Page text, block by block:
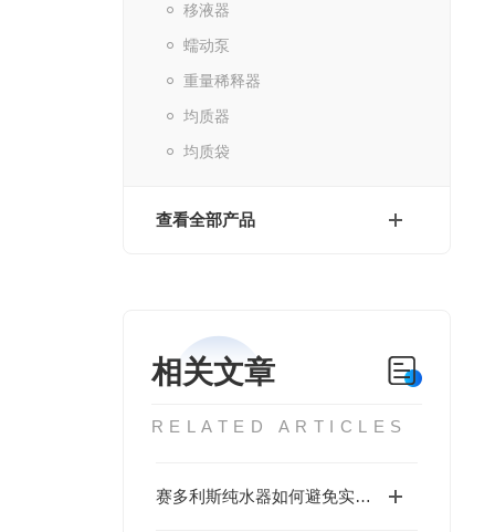
移液器
蠕动泵
重量稀释器
均质器
均质袋
查看全部产品
相关文章
RELATED ARTICLES
赛多利斯纯水器如何避免实验交叉污染？